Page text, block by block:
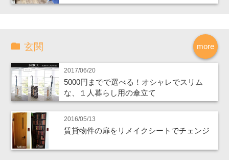
more
玄関
2017/06/20
5000円までで選べる！オシャレでスリム
な、１人暮らし用の傘立て
2016/05/13
賃貸物件の扉をリメイクシートでチェンジ